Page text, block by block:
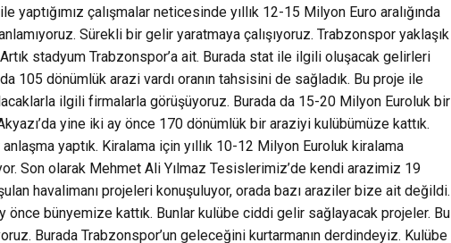
yaptığımız çalışmalar neticesinde yıllık 12-15 Milyon Euro aralığında
Sürekli bir gelir yaratmaya çalışıyoruz. Trabzonspor yaklaşık
stadyum Trabzonspor’a ait. Burada stat ile ilgili oluşacak gelirleri
105 dönümlük arazi vardı oranın tahsisini de sağladık. Bu proje ile
ilgili firmalarla görüşüyoruz. Burada da 15-20 Milyon Euroluk bir
yine iki ay önce 170 dönümlük bir araziyi kulübümüze kattık.
yaptık. Kiralama için yıllık 10-12 Milyon Euroluk kiralama
Son olarak Mehmet Ali Yılmaz Tesislerimiz’de kendi arazimiz 19
havalimanı projeleri konuşuluyor, orada bazı araziler bize ait değildi.
önce bünyemize kattık. Bunlar kulübe ciddi gelir sağlayacak projeler. Bu
Burada Trabzonspor’un geleceğini kurtarmanın derdindeyiz. Kulübe